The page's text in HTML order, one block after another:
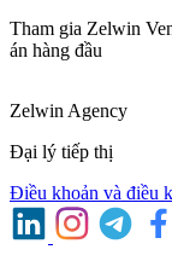
Tham gia Zelwin
án hàng đầu
Zelwin Agency
Đại lý tiếp thị
Điều khoản và điều